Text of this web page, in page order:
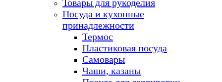
Товары для рукоделия
Посуда и кухонные
принадлежности
Термос
Пластиковая посуда
Самовары
Чаши, казаны